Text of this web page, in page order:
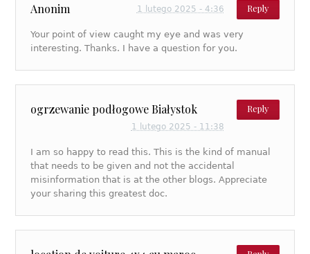
Anonim Reply
1 lutego 2025 - 4:36
Your point of view caught my eye and was very
interesting. Thanks. I have a question for you.
ogrzewanie podłogowe Białystok Reply
1 lutego 2025 - 11:38
I am so happy to read this. This is the kind of manual
that needs to be given and not the accidental
misinformation that is at the other blogs. Appreciate
your sharing this greatest doc.